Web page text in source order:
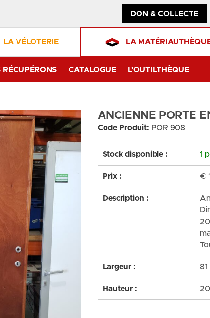
DON & COLLECTE
LA VÉLOTERIE LA
RÉCUPÉRONS CATALOGUE L’OUTILTHÈQUE
ANCIENNE PORTE
Code Produit: POR 908
Stock disponible : 1
Prix : €
Description :
Largeur : 81
Hauteur :